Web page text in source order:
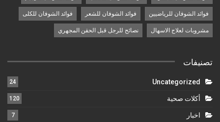
فوائد الشوفان للرياضيين فوائد الشوفان للشعر فوائد الشوفان للكلى
مشروبات لعلاج الاسهال نصائح للرجل قبل الحقن المجهري
تصنيفات
Uncategorized
24
أكلات صحية 120
اخبار 7